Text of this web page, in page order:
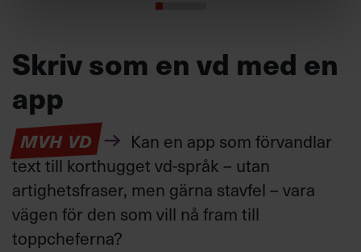
Skriv som en vd med en
app
MVH VD
Kan en app som förvandlar
text till korthugget vd-språk – utan
artighetsfraser, men gärna stavfel – vara
vägen för den som vill nå fram till
toppcheferna?